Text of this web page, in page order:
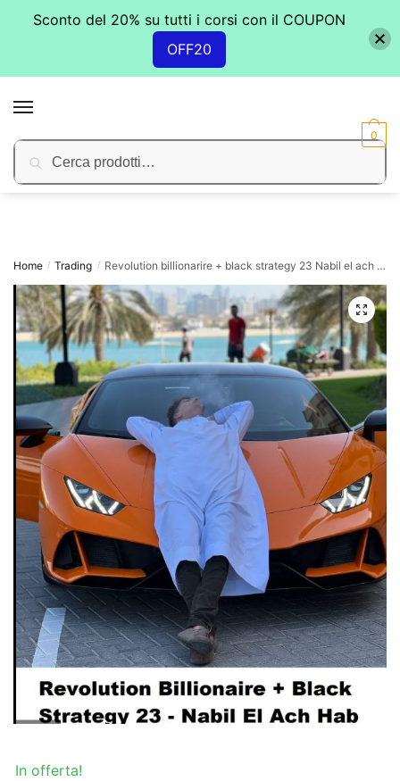
Cerca:Cerca
0
Home / Trading / Revolution billionarire + black strategy 23 Nabil el ach Hab
In offerta!
Sconto del 20% su tutti i corsi con il COUPON
OFF20